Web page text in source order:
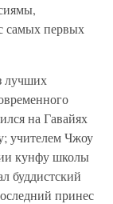
самых первых
лучших
на Гавайях
учителем Чжоу
кунфу школы
буддистский
принес